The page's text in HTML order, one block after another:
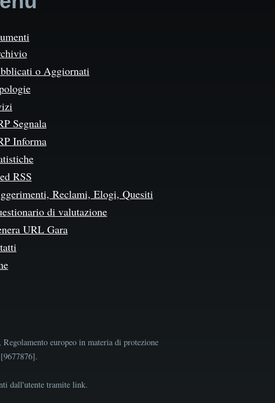
o Aggiornati
Segnala
Informa
RSS
Reclami, Elogi, Quesiti
di valutazione
URL Gara
europeo in materia di protezione
dall'utente tramite link.